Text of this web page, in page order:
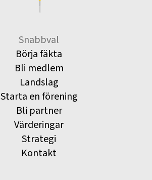
Snabbval
Börja fäkta
Bli medlem
Landslag
Starta en förening
Bli partner
Värderingar
Strategi
Kontakt